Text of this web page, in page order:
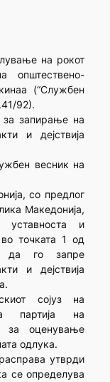
на рокот
општествено-
(“Службен
92).
запирање на
и дејствија
весник на
со предлог
Македонија,
уставноста и
точката 1 од
да го запре
и дејствија
сојуз на
партија на
за оценување
одлука.
утврди
се определува